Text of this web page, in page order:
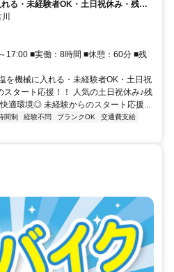
る・未経験者OK・土日祝休み・残業
17:00 ■実働：8時間 ■休憩：60分 ■残
を機械に入れる・未経験者OK・土日祝
タート応援！！ 人気の土日祝休み♪残
適環境◎ 未経験からのスタート応援...
間制 経験不問 ブランクOK
交通費支給